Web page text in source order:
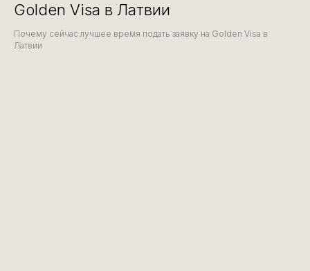
Golden Visa в Латвии
Почему сейчас лучшее время подать заявку на Golden Visa в
Латвии